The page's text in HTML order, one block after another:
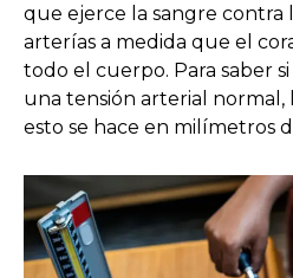
que ejerce la sangre contra
arterías a medida que el
todo el cuerpo. Para saber
una tensión arterial normal,
esto se hace en milímetros